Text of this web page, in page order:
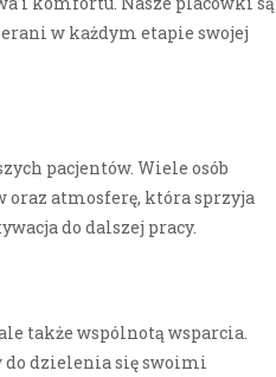
w każdym etapie swojej
pacjentów. Wiele osób
oraz atmosferę, która sprzyja
do dalszej pracy.
także wspólnotą wsparcia.
do dzielenia się swoimi